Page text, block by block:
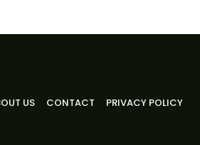
US CONTACT PRIVACY POLICY